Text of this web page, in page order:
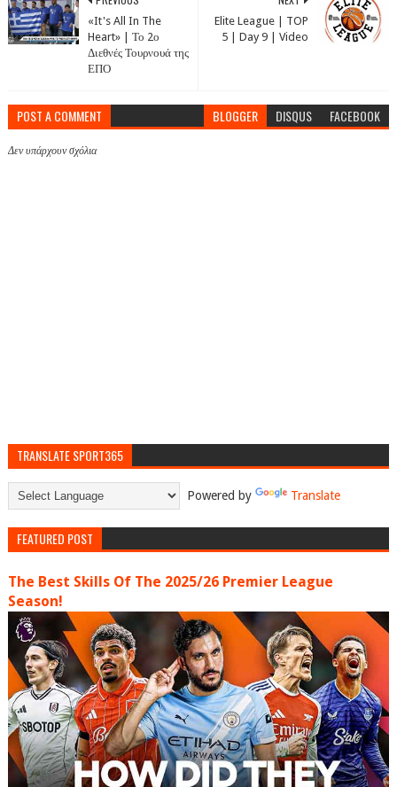
Elite League | TOP
5 | Day 9 | Video
«It's All In The
Heart» | Το 2ο
Διεθνές Τουρνουά της
ΕΠΟ
POST A COMMENT BLOGGER DISQUS FACEBOOK
Δεν υπάρχουν σχόλια
TRANSLATE SPORT365
Powered by Translate
FEATURED POST
The Best Skills Of The 2025/26 Premier League
Season!